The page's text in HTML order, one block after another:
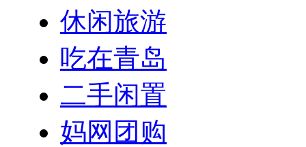
休闲旅游
吃在青岛
二手闲置
妈网团购